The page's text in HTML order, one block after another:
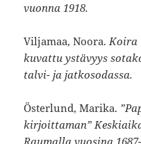
vuonna 1918.
Viljamaa, Noora.Koira
kuvattu ystävyys
talvi- ja jatkosodassa.
Österlund, Marika.
kirjoittaman”